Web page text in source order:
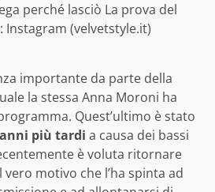
perché lasciò La prova del
Instagram (velvetstyle.it)
importante da parte della
la stessa Anna Moroni ha
Quest’ultimo è stato
più tardi a causa dei bassi
è voluta ritornare
vero motivo che l’ha spinta ad